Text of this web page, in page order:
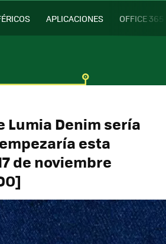
APLICACIONES OFFICE 365
Lumia Denim sería
esta
de noviembre